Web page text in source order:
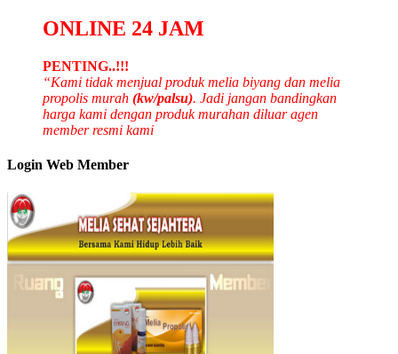
ONLINE 24 JAM
PENTING..!!!
“Kami tidak menjual produk melia biyang dan melia
propolis murah (kw/palsu). Jadi jangan bandingkan
harga kami dengan produk murahan diluar agen
member resmi kami
Login Web Member